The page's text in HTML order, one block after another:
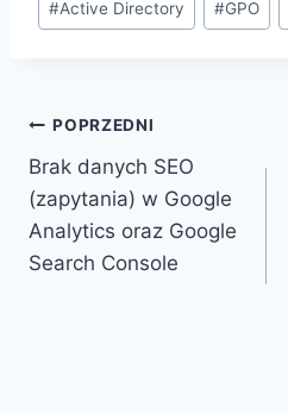
wpisu:
#Active Directory #GPO
Nawigacja
wpisu
POPRZEDNI
Brak danych SEO
(zapytania) w Google
Analytics oraz Google
Search Console